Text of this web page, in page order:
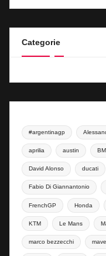
Categorie
#argentinagp
aprilia austin
David Alonso ducati
Fabio Di Giannantonio
FrenchGP Honda
KTM Le Mans
marco bezzecchi